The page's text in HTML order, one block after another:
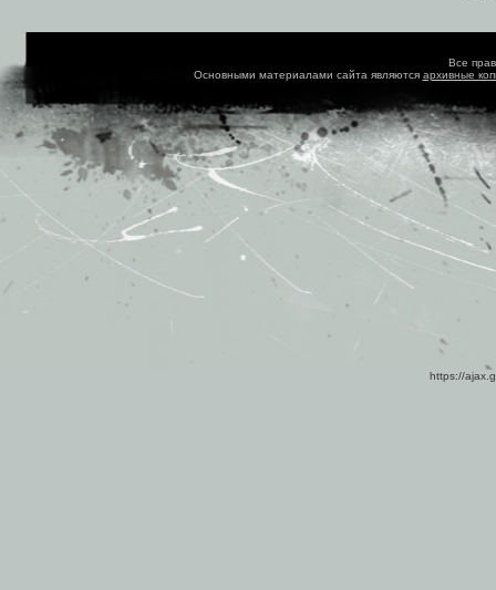
Все
Основными материалами сайта являются архивные
https://